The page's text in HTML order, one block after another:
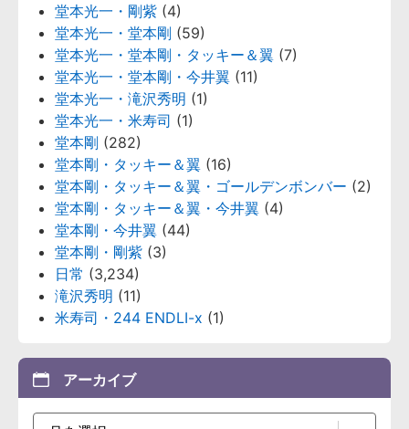
堂本光一・剛紫 (4)
堂本光一・堂本剛 (59)
堂本光一・堂本剛・タッキー＆翼 (7)
堂本光一・堂本剛・今井翼 (11)
堂本光一・滝沢秀明 (1)
堂本光一・米寿司 (1)
堂本剛 (282)
堂本剛・タッキー＆翼 (16)
堂本剛・タッキー＆翼・ゴールデンボンバー (2)
堂本剛・タッキー＆翼・今井翼 (4)
堂本剛・今井翼 (44)
堂本剛・剛紫 (3)
日常 (3,234)
滝沢秀明 (11)
米寿司・244 ENDLI-x (1)
アーカイブ